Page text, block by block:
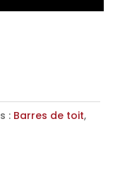
: Barres de toit,